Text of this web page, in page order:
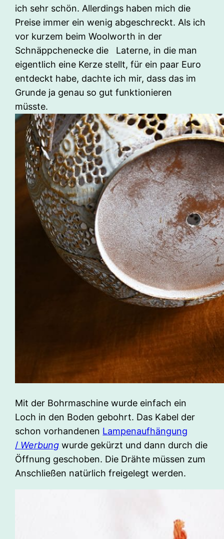
ich sehr schön. Allerdings haben mich die
Preise immer ein wenig abgeschreckt. Als ich
vor kurzem beim Woolworth in der
Schnäppchenecke die Laterne, in die man
eigentlich eine Kerze stellt, für ein paar Euro
entdeckt habe, dachte ich mir, dass das im
Grunde ja genau so gut funktionieren
müsste.
Mit der Bohrmaschine wurde einfach ein
Loch in den Boden gebohrt. Das Kabel der
schon vorhandenen Lampenaufhängung
/ Werbung wurde gekürzt und dann durch die
Öffnung geschoben. Die Drähte müssen zum
Anschließen natürlich freigelegt werden.